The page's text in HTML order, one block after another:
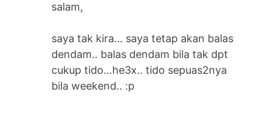
salam,
saya tak kira… saya tetap akan balas
dendam.. balas dendam bila tak dpt
cukup tido…he3x.. tido sepuas2nya
bila weekend.. :p